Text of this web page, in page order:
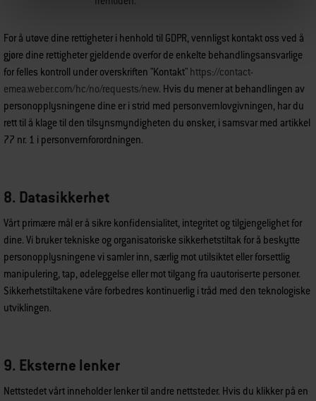
For å utøve dine rettigheter i henhold til GDPR, vennligst kontakt oss ved å
gjøre dine rettigheter gjeldende overfor de enkelte behandlingsansvarlige
for felles kontroll under overskriften "Kontakt" https://contact-
emea.weber.com/hc/no/requests/new. Hvis du mener at behandlingen av
personopplysningene dine er i strid med personvernlovgivningen, har du
rett til å klage til den tilsynsmyndigheten du ønsker, i samsvar med artikkel
77 nr. 1 i personvernforordningen.
8. Datasikkerhet
Vårt primære mål er å sikre konfidensialitet, integritet og tilgjengelighet for
dine. Vi bruker tekniske og organisatoriske sikkerhetstiltak for å beskytte
personopplysningene vi samler inn, særlig mot utilsiktet eller forsettlig
manipulering, tap, ødeleggelse eller mot tilgang fra uautoriserte personer.
Sikkerhetstiltakene våre forbedres kontinuerlig i tråd med den teknologiske
utviklingen.
9. Eksterne lenker
Nettstedet vårt inneholder lenker til andre nettsteder. Hvis du klikker på en